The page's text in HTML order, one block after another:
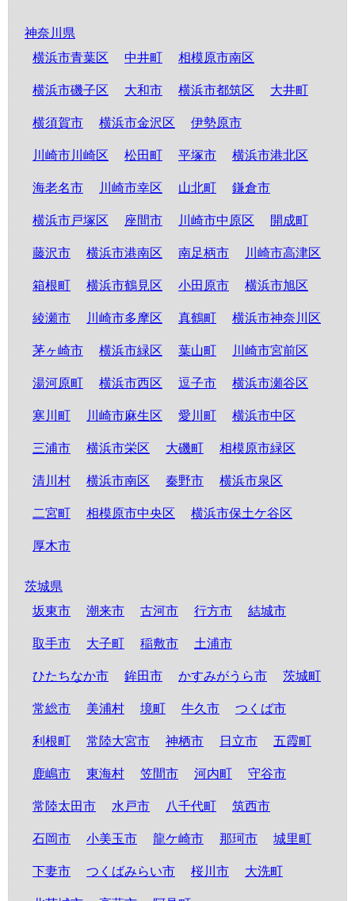
神奈川県
横浜市青葉区
中井町 相模原市南区
横浜市磯子区 大和市 横浜市都筑区 大井町
横須賀市 横浜市金沢区 伊勢原市
川崎市川崎区 松田町 平塚市 横浜市港北区
海老名市 川崎市幸区 山北町 鎌倉市
横浜市戸塚区 座間市 川崎市中原区 開成町
藤沢市 横浜市港南区 南足柄市 川崎市高津区
箱根町 横浜市鶴見区 小田原市 横浜市旭区
綾瀬市 川崎市多摩区 真鶴町 横浜市神奈川区
茅ヶ崎市 横浜市緑区 葉山町 川崎市宮前区
湯河原町 横浜市西区 逗子市 横浜市瀬谷区
寒川町 川崎市麻生区 愛川町 横浜市中区
三浦市 横浜市栄区 大磯町 相模原市緑区
清川村 横浜市南区 秦野市 横浜市泉区
二宮町 相模原市中央区 横浜市保土ケ谷区
厚木市
茨城県
坂東市
潮来市 古河市 行方市 結城市
取手市 大子町 稲敷市 土浦市
ひたちなか市 鉾田市 かすみがうら市 茨城町
常総市 美浦村 境町 牛久市 つくば市
利根町 常陸大宮市 神栖市 日立市 五霞町
鹿嶋市 東海村 笠間市 河内町 守谷市
常陸太田市 水戸市 八千代町 筑西市
石岡市 小美玉市 龍ケ崎市 那珂市 城里町
下妻市 つくばみらい市 桜川市 大洗町